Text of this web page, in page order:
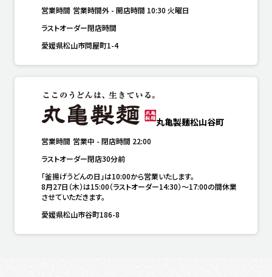
営業時間 営業時間外 - 開店時間 10:30 火曜日
ラストオーダー閉店時間
愛媛県松山市問屋町1-4
丸亀製麺松山谷町
営業時間 営業中 - 閉店時間 22:00
ラストオーダー閉店30分前
「釜揚げうどんの日」は10:00から営業いたします。
8月27日（木）は15:00（ラストオーダー14:30）～17:00の間休業
させていただきます。
愛媛県松山市谷町186-8